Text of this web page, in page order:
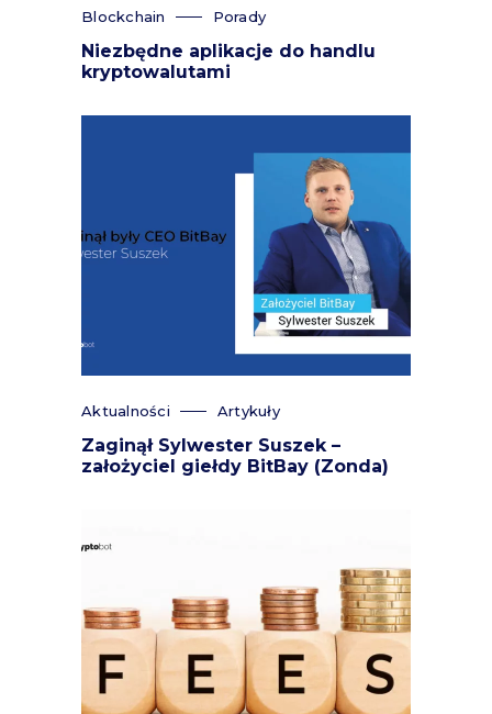
Blockchain
Porady
Niezbędne aplikacje do handlu
kryptowalutami
Aktualności Artykuły
Zaginął Sylwester Suszek –
założyciel giełdy BitBay (Zonda)